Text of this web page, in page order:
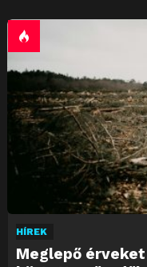
HÍREK
Meglepő